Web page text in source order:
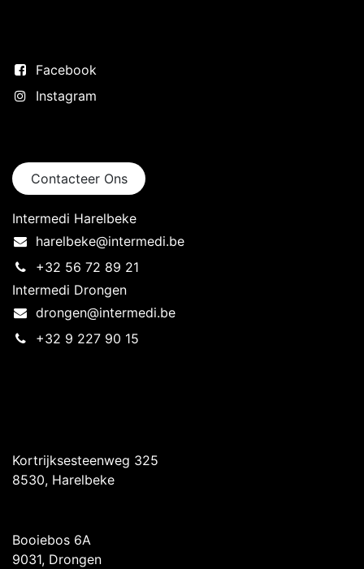
Facebook
Instagram
Contacteer Ons
Intermedi Harelbeke
harelbeke@intermedi.be
+32 56 72 89 21
Intermedi Drongen
drongen@intermedi.be
+32 9 227 90 15
Kortrijksesteenweg 325
8530, Harelbeke
Booiebos 6A
9031, Drongen